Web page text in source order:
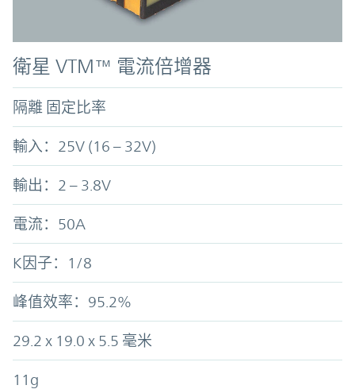
衛星 VTM™ 電流倍增器
隔離 固定比率
輸入：25V (16 – 32V)
輸出：2 – 3.8V
電流：50A
K因子：1/8
峰值效率：95.2%
29.2 x 19.0 x 5.5 毫米
11g